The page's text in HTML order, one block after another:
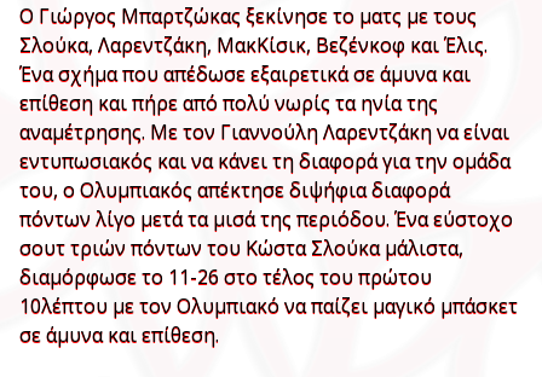
Ο Γιώργος Μπαρτζώκας ξεκίνησε το ματς με τους
Σλούκα, Λαρεντζάκη, ΜακΚίσικ, Βεζένκοφ και Έλις.
Ένα σχήμα που απέδωσε εξαιρετικά σε άμυνα και
επίθεση και πήρε από πολύ νωρίς τα ηνία της
αναμέτρησης. Με τον Γιαννούλη Λαρεντζάκη να είναι
εντυπωσιακός και να κάνει τη διαφορά για την ομάδα
του, ο Ολυμπιακός απέκτησε διψήφια διαφορά
πόντων λίγο μετά τα μισά της περιόδου. Ένα εύστοχο
σουτ τριών πόντων του Κώστα Σλούκα μάλιστα,
διαμόρφωσε το 11-26 στο τέλος του πρώτου
10λέπτου με τον Ολυμπιακό να παίζει μαγικό μπάσκετ
σε άμυνα και επίθεση.